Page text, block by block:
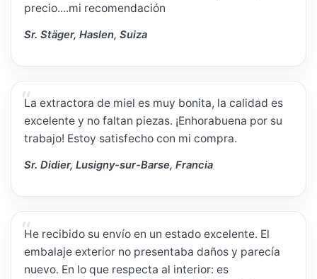
precio....mi recomendación
Sr. Stäger, Haslen, Suiza
La extractora de miel es muy bonita, la calidad es
excelente y no faltan piezas. ¡Enhorabuena por su
trabajo! Estoy satisfecho con mi compra.
Sr. Didier, Lusigny-sur-Barse, Francia
He recibido su envío en un estado excelente. El
embalaje exterior no presentaba daños y parecía
nuevo. En lo que respecta al interior: es